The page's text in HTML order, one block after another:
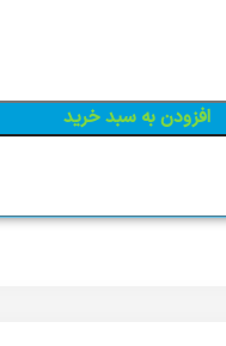
افزودن به سبد خرید